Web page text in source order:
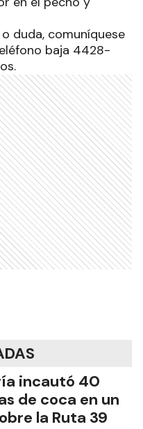
duda, comuníquese
baja 4428-
incautó 40
de coca en un
la Ruta 39